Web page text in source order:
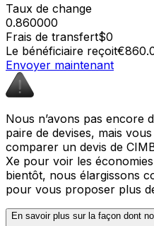
Taux de change
0.860000
Frais de transfert$0
Le bénéficiaire reçoit
Envoyer maintenant
Nous n’avons pas encore
paire de devises, mais
comparer un devis de
Xe pour voir les
bientôt, nous élargissons
pour vous proposer plus
En savoir plus sur la façon dont